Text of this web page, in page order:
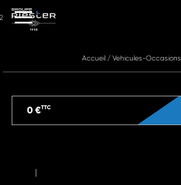
Accueil/ Vehicules-Occasions
0 €TTC
|